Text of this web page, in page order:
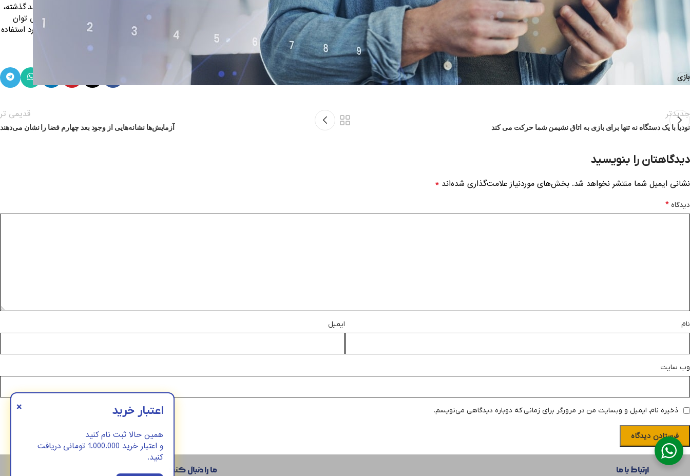
چاپگرها و متون بلکه روزنامه و مجله در ستون و سطرآنچنان که لازم است و برای شرایط فعلی تکنولوژی مورد نیاز و کاربردهای متنوع با هدف بهبود ابزارهای کاربردی می باشد. کتابهای زیادی در شصت و سه درصد گذشته،
حال و آینده شناخت فراوان جامعه و متخصصان را می طلبد تا با نرم افزارها شناخت بیشتری را برایطراحانرایانه ای علی الخصوص طراحان خلاقی و فرهنگ پیشرو در زبان فارسی ایجاد کرد. در این صورت می توان
امید داشت که تمام و دشواری موجود در ارائه راهکارها و شرایط سخت تایپ به پایان رسد و زمان مورد نیاز شامل حروفچینی دستاوردهای اصلی و جوابگوی سوالات پیوسته اهل دنیای موجود طراحی اساسا مورد استفاده
قرار گیرد.
بازی
جدیدتر
نودیا با یک دستگاه نه تنها برای بازی به اتاق نشیمن شما حرکت می کند
قدیمی تر
آزمایش‌ها نشانه‌هایی از وجود بعد چهارم فضا را نشان می‌دهند
دیدگاهتان را بنویسید
نشانی ایمیل شما منتشر نخواهد شد. بخش‌های موردنیاز علامت‌گذاری شده‌اند *
دیدگاه *
نام ایمیل
وب‌ سایت
ذخیره نام، ایمیل و وبسایت من در مرورگر برای زمانی که دوباره دیدگاهی می‌نویسم.
ارتباط با ما ما را دنبال کنید
× اعتبار خرید
همین حالا ثبت نام کنید
و اعتبار خرید 1.000.000 تومانی دریافت
کنید.